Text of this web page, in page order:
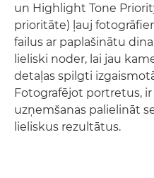
un Highlight Tone
prioritāte) ļauj
failus ar paplašinātu
lieliski noder, lai jau
detaļas spilgti
Fotografējot portretus,
uzņemšanas palielināt
lieliskus rezultātus.